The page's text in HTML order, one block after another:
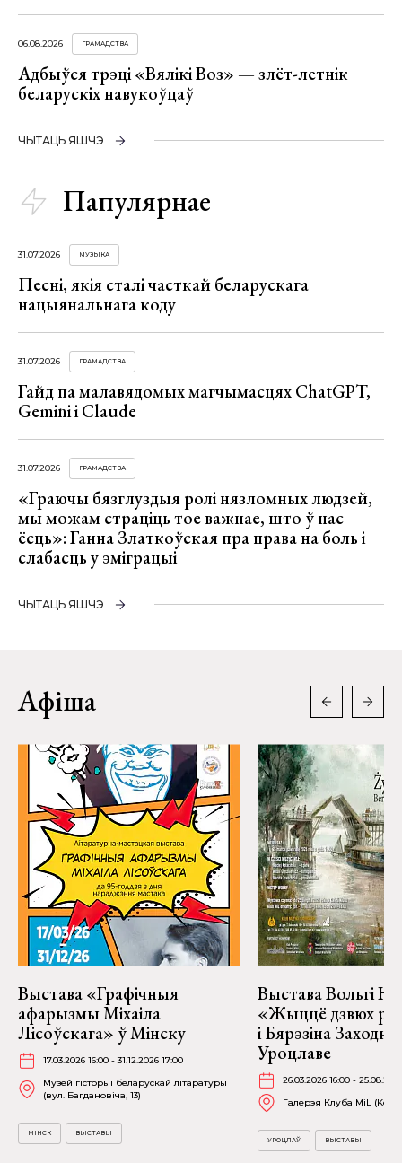
06.08.2026 ГРАМАДСТВА
Адбыўся трэці «Вялікі Воз» — злёт-летнік
беларускіх навукоўцаў
ЧЫТАЦЬ ЯШЧЭ
Папулярнае
31.07.2026 МУЗЫКА
Песні, якія сталі часткай беларускага
нацыянальнага коду
31.07.2026 ГРАМАДСТВА
Гайд па малавядомых магчымасцях ChatGPT,
Gemini і Claude
31.07.2026 ГРАМАДСТВА
«Граючы бязглуздыя ролі нязломных людзей,
мы можам страціць тое важнае, што ў нас
ёсць»: Ганна Златкоўская пра права на боль і
слабасць у эміграцыі
ЧЫТАЦЬ ЯШЧЭ
Афіша
Выстава «Графічныя
афарызмы Міхаіла
Лісоўскага» ў Мінску
17.03.2026 16:00 - 31.12.2026 17:00
Музей гісторыі беларускай літаратуры
(вул. Багдановіча, 13)
МІНСК ВЫСТАВЫ
Выстава Вольгі
«Жыццё дзвюх
і Бярэзіна
Уроцлаве
26.03.2026 16:00 -
Галерэя Клуба MiL
УРОЦЛАЎ ВЫСТАВЫ